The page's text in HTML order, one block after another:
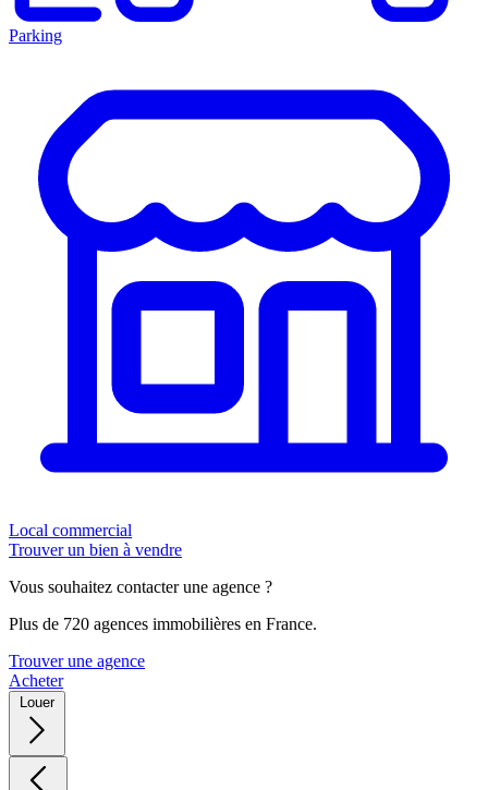
Parking
Local commercial
Trouver un bien à vendre
Vous souhaitez contacter une agence ?
Plus de 720 agences immobilières en France.
Trouver une agence
Acheter
Louer